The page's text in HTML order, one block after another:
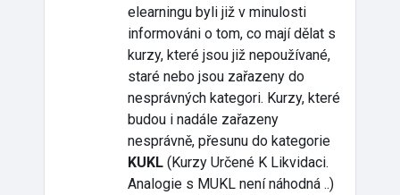
elearningu byli již v minulosti
informováni o tom, co mají dělat s
kurzy, které jsou již nepoužívané,
staré nebo jsou zařazeny do
nesprávných kategori. Kurzy, které
budou i nadále zařazeny
nesprávně, přesunu do kategorie
KUKL (Kurzy Určené K Likvidaci.
Analogie s MUKL není náhodná ..)